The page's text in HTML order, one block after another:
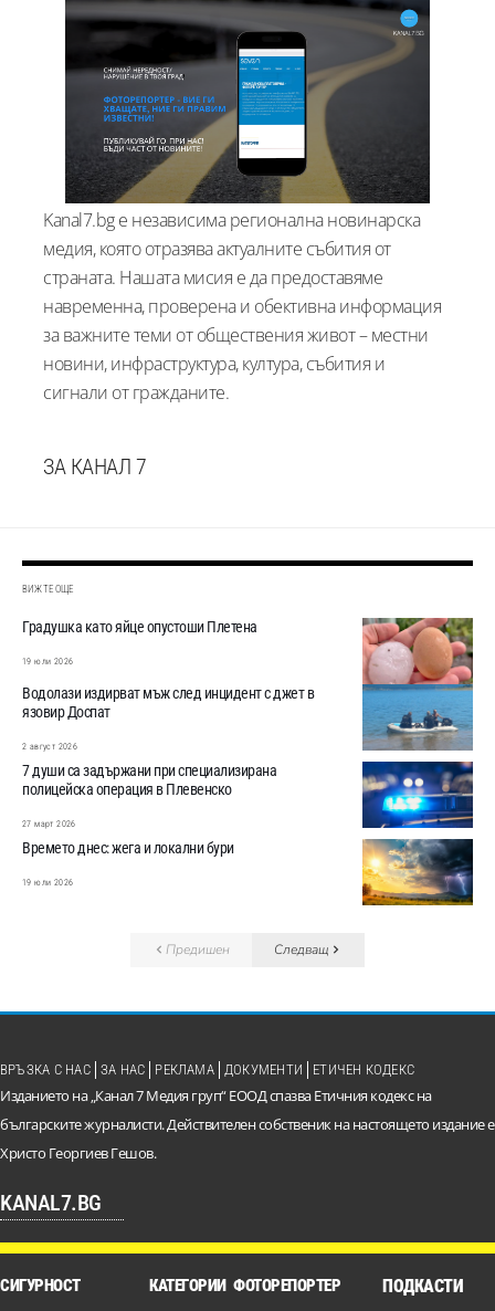
Kanal7.bg е независима регионална новинарска
медия, която отразява актуалните събития от
страната. Нашата мисия е да предоставяме
навременна, проверена и обективна информация
за важните теми от обществения живот – местни
новини, инфраструктура, култура, събития и
сигнали от гражданите.
ЗА КАНАЛ 7
ВИЖТЕ ОЩЕ
Градушка като яйце опустоши Плетена
19 юли 2026
Водолази издирват мъж след инцидент с джет в
язовир Доспат
2 август 2026
7 души са задържани при специализирана
полицейска операция в Плевенско
27 март 2026
Времето днес: жега и локални бури
19 юли 2026
Предишен Следващ
Изданието на „Канал 7 Медия груп“ ЕООД спазва Етичния кодекс на
българските журналисти. Действителен собственик на настоящето издание е
Христо Георгиев Гешов.
KANAL7.BG
ВРЪЗКА С НАС ЗА НАС РЕКЛАМА ДОКУМЕНТИ ЕТИЧЕН КОДЕКС
СИГУРНОСТ КАТЕГОРИИ ФОТОРЕПОРТЕР ПОДКАСТИ